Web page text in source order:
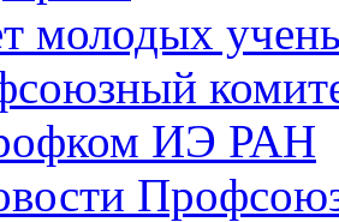
молодых
ИЭ РАН